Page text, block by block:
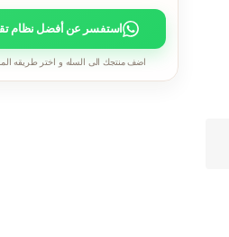
استفسر عن أفضل نظام
اضف منتجك الى السله و اختر طريقه